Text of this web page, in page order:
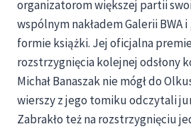
organizatorom większej partii
wspólnym nakładem Galerii BWA
formie książki. Jej oficjalna
rozstrzygnięcia kolejnej odsłony
Michał Banaszak nie mógł do
wierszy z jego tomiku odczytali
Zabrakło też na rozstrzygnięciu